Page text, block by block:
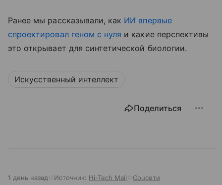
Ранее мы рассказывали, как ИИ впервые
спроектировал геном с нуля и какие перспективы
это открывает для синтетической биологии.
Искусственный интеллект
Поделиться
1 день назад Источник: Hi-Tech Mail Соцсети